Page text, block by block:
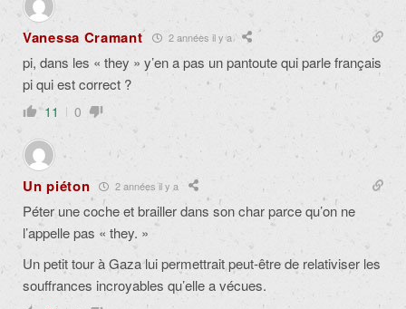
Vanessa Cramant 2 années il y a
pi, dans les « they » y’en a pas un pantoute qui parle français
pi qui est correct ?
11 0
Un piéton 2 années il y a
Péter une coche et brailler dans son char parce qu’on ne
l’appelle pas « they. »
Un petit tour à Gaza lui permettrait peut-être de relativiser les
souffrances incroyables qu’elle a vécues.